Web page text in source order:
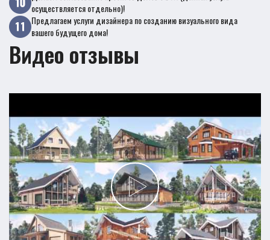
осуществляется отдельно)!
Предлагаем услуги дизайнера по созданию визуального вида
вашего будущего дома!
Видео отзывы